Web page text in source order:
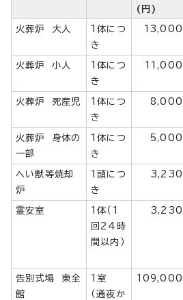
(円)
火葬炉 大人
1体につ
き
13,000
火葬炉 小人
1体につ
き
11,000
火葬炉 死産児
1体につ
き
8,000
火葬炉 身体の
一部
1体につ
き
5,000
へい獣等焼却
炉
1頭につ
き
3,230
霊安室
1体（1
回24時
間以内）
3,230
告別式場 東全
館
1室
（通夜か
109,000